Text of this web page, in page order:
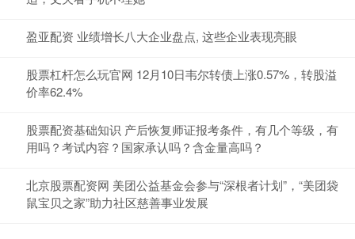
盈亚配资 业绩增长八大企业盘点, 这些企业表现亮眼
股票杠杆怎么玩官网 12月10日韦尔转债上涨0.57%，转股溢
价率62.4%
股票配资基础知识 产后恢复师证报考条件，有几个等级，有
用吗？考试内容？国家承认吗？含金量高吗？
北京股票配资网 美团公益基金会参与“深根者计划”，“美团袋
鼠宝贝之家”助力社区慈善事业发展